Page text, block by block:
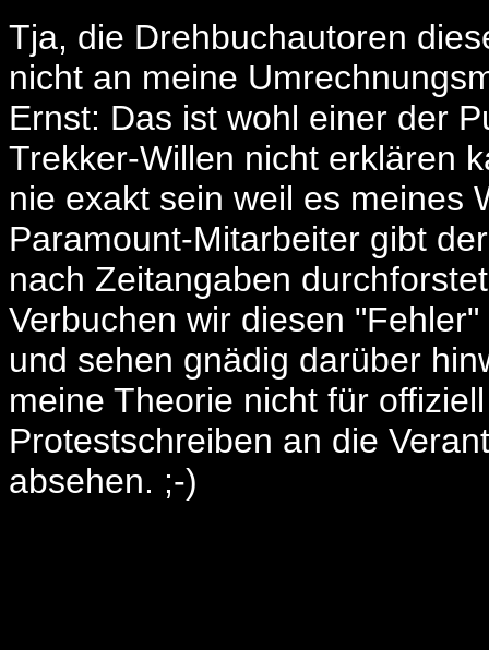
Tja, die Drehbuchautoren
nicht an meine
Ernst: Das ist wohl einer der
Trekker-Willen nicht erklären
nie exakt sein weil es meines
Paramount-Mitarbeiter gibt
nach Zeitangaben
Verbuchen wir diesen
und sehen gnädig darüber
meine Theorie nicht für
Protestschreiben an die
absehen. ;-)